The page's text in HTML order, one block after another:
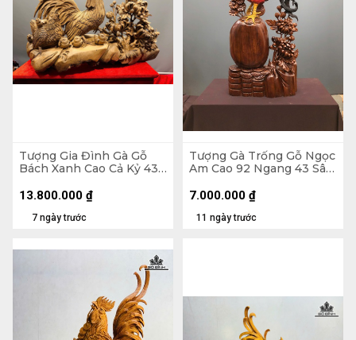
Tượng Gia Đình Gà Gỗ
Bách Xanh Cao Cả Kỷ 43
Kỷ Cao 15
7 ngày trước
13.800.000 ₫
Tượng Gà Trống Gỗ Ngọc
Am Cao 92 Ngang 43 Sâu
11 ngày trước
7.000.000 ₫